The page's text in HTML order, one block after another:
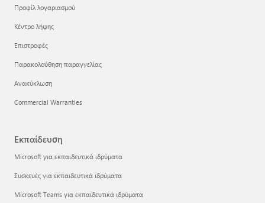
Προφίλ λογαριασμού
Κέντρο λήψης
Επιστροφές
Παρακολούθηση παραγγελίας
Ανακύκλωση
Commercial Warranties
Εκπαίδευση
Microsoft για εκπαιδευτικά ιδρύματα
Συσκευές για εκπαιδευτικά ιδρύματα
Microsoft Teams για εκπαιδευτικά ιδρύματα